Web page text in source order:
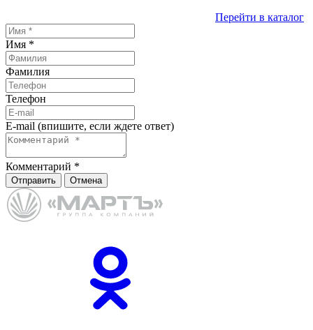
Перейти в каталог
Имя *
Фамилия
Телефон
E-mail (впишите, если ждете ответ)
Комментарий *
Отправить Отмена